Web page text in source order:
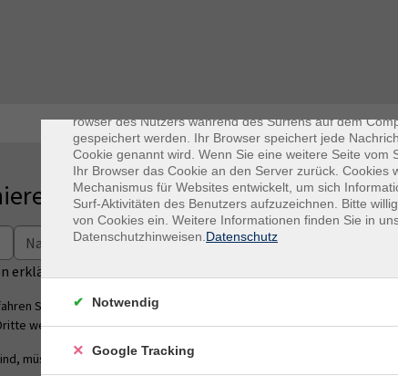
erklären Sie sich mit der Verarbeitung gemäß unseren
Sie in unserenDatenschutzbestimmungen
weitergeben.
müssen ausgefüllt werden.
rowser des Nutzers während des Surfens auf dem
gespeichert werden. Ihr Browser speichert jede
Cookie genannt wird. Wenn Sie eine weitere Seite vom
Ihr Browser das Cookie an den Server zurück. Cookies
Mechanismus für Websites entwickelt, um sich
Surf-Aktivitäten des Benutzers aufzuzeichnen. Bitte
von Cookies ein. Weitere Informationen finden Sie in
Datenschutzhinweisen. Datenschutz
Notwendig
Google Tracking